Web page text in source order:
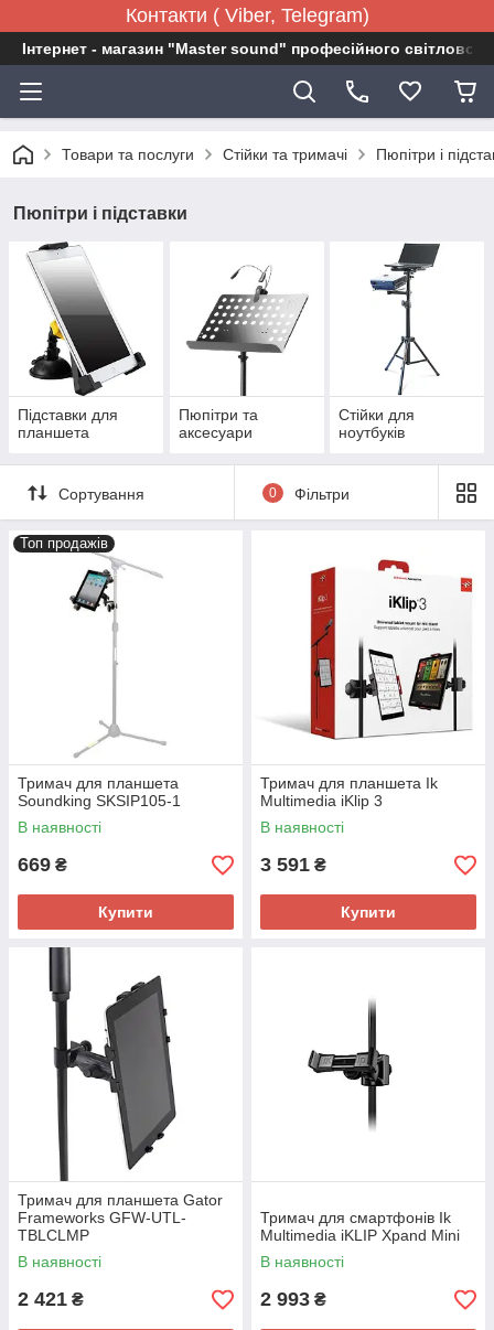
Контакти ( Viber, Telegram)
Інтернет - магазин "Master sound" професійного
Товари та послуги Стійки та тримачі Пюпітри і
Пюпітри і підставки
Підставки для
планшета
Пюпітри та
аксесуари
Стійки для
ноутбуків
Сортування 0 Фільтри
Топ продажів
Тримач для планшета
Soundking SKSIP105-1
В наявності
669 ₴
Купити
Тримач для планшета Ik
Multimedia iKlip 3
В наявності
3 591 ₴
Купити
Тримач для планшета Gator
Frameworks GFW-UTL-
TBLCLMP
В наявності
2 421 ₴
Тримач для смартфонів Ik
Multimedia iKLIP Xpand Mini
В наявності
2 993 ₴